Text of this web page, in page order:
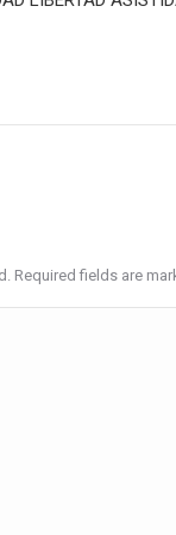
Required fields are